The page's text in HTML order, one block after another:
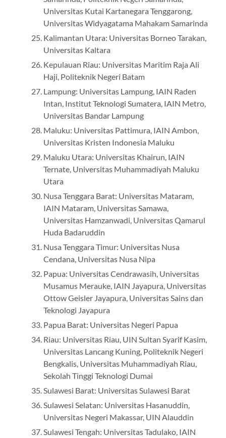
Universitas Kutai Kartanegara Tenggarong,
Universitas Widyagatama Mahakam Samarinda
Kalimantan Utara: Universitas Borneo Tarakan,
Universitas Kaltara
Kepulauan Riau: Universitas Maritim Raja Ali
Haji, Politeknik Negeri Batam
Lampung: Universitas Lampung, IAIN Raden
Intan, Institut Teknologi Sumatera, IAIN Metro,
Universitas Bandar Lampung
Maluku: Universitas Pattimura, IAIN Ambon,
Universitas Kristen Indonesia Maluku
Maluku Utara: Universitas Khairun, IAIN
Ternate, Universitas Muhammadiyah Maluku
Utara
Nusa Tenggara Barat: Universitas Mataram,
IAIN Mataram, Universitas Samawa,
Universitas Hamzanwadi, Universitas Qamarul
Huda Badaruddin
Nusa Tenggara Timur: Universitas Nusa
Cendana, Universitas Nusa Nipa
Papua: Universitas Cendrawasih, Universitas
Musamus Merauke, IAIN Jayapura, Universitas
Ottow Geisler Jayapura, Universitas Sains dan
Teknologi Jayapura
Papua Barat: Universitas Negeri Papua
Riau: Universitas Riau, UIN Sultan Syarif Kasim,
Universitas Lancang Kuning, Politeknik Negeri
Bengkalis, Universitas Muhammadiyah Riau,
Sekolah Tinggi Teknologi Dumai
Sulawesi Barat: Universitas Sulawesi Barat
Sulawesi Selatan: Universitas Hasanuddin,
Universitas Negeri Makassar, UIN Alauddin
Sulawesi Tengah: Universitas Tadulako, IAIN